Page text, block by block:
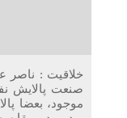
خلاقیت : ناصر
صنعت پالایش
موجود، بعضا